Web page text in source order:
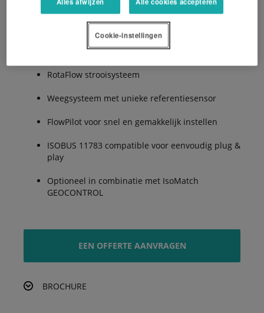
De Voordelen:
RotaFlow strooisysteem
Weegsysteem met unieke referentiesensor
FlowPilot voor snel en gemakkelijk instellen
ISOBUS 11783 compatible voor eenvoudig plug &
play
Optioneel in combinatie met IsoMatch
GEOCONTROL
EEN OFFERTE AANVRAGEN
BROCHURE
Cookie-instellingen